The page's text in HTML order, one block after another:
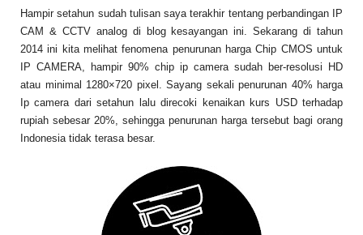
Hampir setahun sudah tulisan saya terakhir tentang perbandingan
IP
CAM & CCTVanalog di blog kesayangan ini. Sekarang di tahun
2014 ini kita melihat fenomena penurunan harga Chip CMOS untuk
IP CAMERA, hampir 90% chip ip camera sudah ber-resolusi HD
atau minimal 1280×720 pixel. Sayang sekali penurunan 40% harga
Ip camera dari setahun lalu direcoki kenaikan kurs USD terhadap
rupiah sebesar 20%, sehingga penurunan harga tersebut bagi orang
Indonesia tidak terasa besar.